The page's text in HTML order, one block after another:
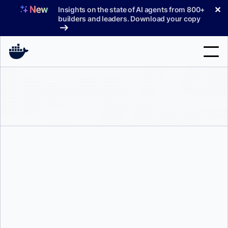
へ
Insights on the state of AI agents from 800+
builders and leaders. Download your copy
✕
サポート